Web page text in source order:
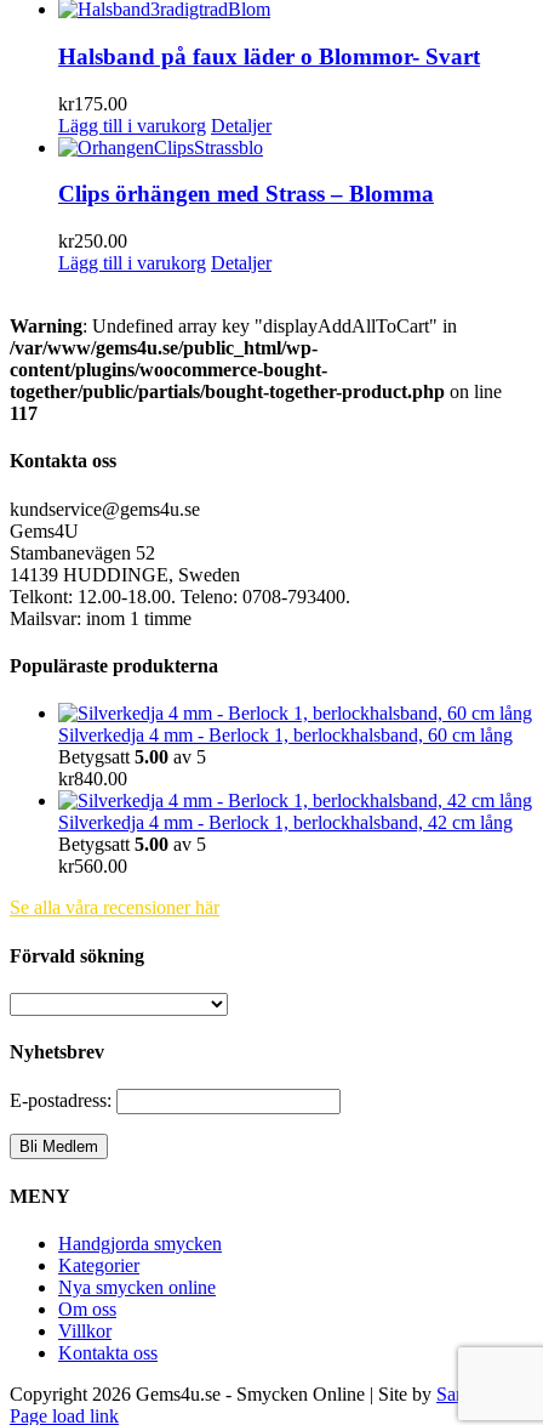
Halsband på faux läder o Blommor- Svart
kr175.00
Lägg till i varukorg Detaljer
Clips örhängen med Strass – Blomma
kr250.00
Lägg till i varukorg Detaljer
Warning: Undefined array key "displayAddAllToCart" in
/var/www/gems4u.se/public_html/wp-
content/plugins/woocommerce-bought-
together/public/partials/bought-together-product.php on line
117
Kontakta oss
kundservice@gems4u.se
Gems4U
Stambanevägen 52
14139 HUDDINGE, Sweden
Telkont: 12.00-18.00. Teleno: 0708-793400.
Mailsvar: inom 1 timme
Populäraste produkterna
Silverkedja 4 mm - Berlock 1, berlockhalsband, 60 cm lång
Betygsatt 5.00 av 5
kr840.00
Silverkedja 4 mm - Berlock 1, berlockhalsband, 42 cm lång
Betygsatt 5.00 av 5
kr560.00
Se alla våra recensioner här
Förvald sökning
Nyhetsbrev
E-postadress:
MENY
Handgjorda smycken
Kategorier
Nya smycken online
Om oss
Villkor
Kontakta oss
Copyright 2026 Gems4u.se - Smycken Online | Site by Samsara
Page load link